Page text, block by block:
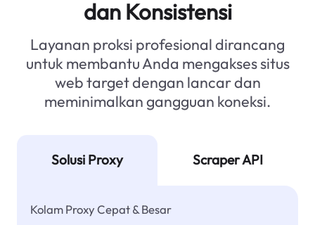
dan Konsistensi
Layanan proksi profesional dirancang
untuk membantu Anda mengakses situs
web target dengan lancar dan
meminimalkan gangguan koneksi.
Solusi Proxy Scraper API
Kolam Proxy Cepat & Besar